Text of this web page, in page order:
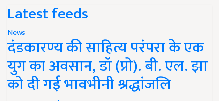
Latest feeds
News
दंडकारण्य की साहित्य परंपरा के एक
युग का अवसान, डॉ (प्रो). बी. एल. झा
को दी गई भावभीनी श्रद्धांजलि